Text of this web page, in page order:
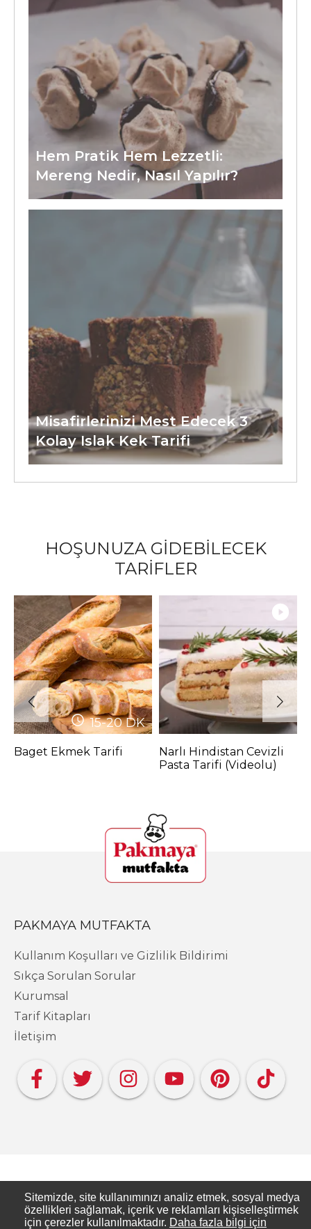
Hem Pratik Hem Lezzetli:
Mereng Nedir, Nasıl Yapılır?
Misafirlerinizi Mest Edecek 3
Kolay Islak Kek Tarifi
HOŞUNUZA GİDEBİLECEK
TARİFLER
15-20DK
Baget Ekmek Tarifi
Narlı Hindistan Cevizli
Pasta Tarifi (Videolu)
PAKMAYA MUTFAKTA
Kullanım Koşulları ve Gizlilik Bildirimi
Sıkça Sorulan Sorular
Kurumsal
Tarif Kitapları
İletişim
Copyright PAKMAYA - Pakmaya Mutfakta
Sitemizde, site kullanımınızı analiz etmek, sosyal medya
özellikleri sağlamak, içerik ve reklamları kişiselleştirmek
için çerezler kullanılmaktadır. Daha fazla bilgi için